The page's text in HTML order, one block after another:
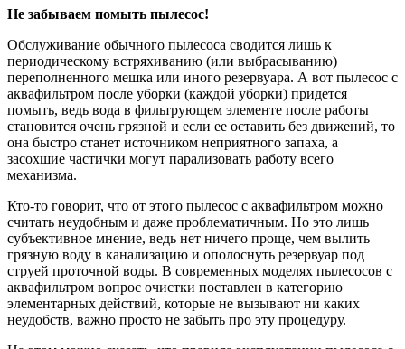
Не забываем помыть пылесос!
Обслуживание обычного пылесоса сводится лишь к
периодическому встряхиванию (или выбрасыванию)
переполненного мешка или иного резервуара. А вот пылесос с
аквафильтром после уборки (каждой уборки) придется
помыть, ведь вода в фильтрующем элементе после работы
становится очень грязной и если ее оставить без движений, то
она быстро станет источником неприятного запаха, а
засохшие частички могут парализовать работу всего
механизма.
Кто-то говорит, что от этого пылесос с аквафильтром можно
считать неудобным и даже проблематичным. Но это лишь
субъективное мнение, ведь нет ничего проще, чем вылить
грязную воду в канализацию и ополоснуть резервуар под
струей проточной воды. В современных моделях пылесосов с
аквафильтром вопрос очистки поставлен в категорию
элементарных действий, которые не вызывают ни каких
неудобств, важно просто не забыть про эту процедуру.